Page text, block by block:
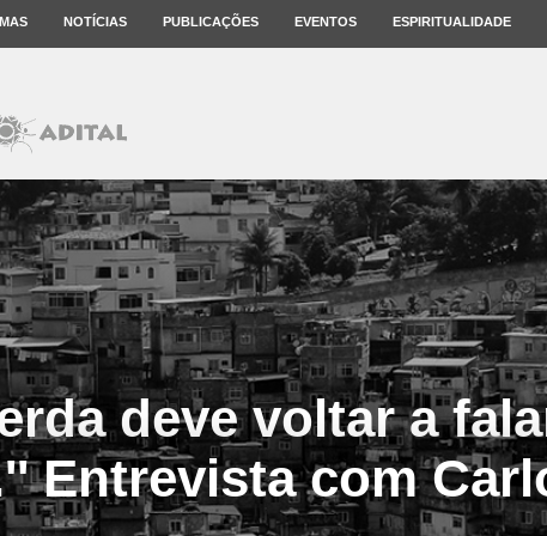
NOTÍCIAS PUBLICAÇÕES EVENTOS ESPIRITUALIDADE
deve voltar a
Entrevista com